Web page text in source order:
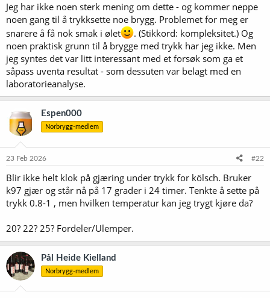
Jeg har ikke noen sterk mening om dette - og kommer neppe
noen gang til å trykksette noe brygg. Problemet for meg er
snarere å få nok smak i ølet
. (Stikkord: kompleksitet.) Og
noen praktisk grunn til å brygge med trykk har jeg ikke. Men
jeg syntes det var litt interessant med et forsøk som ga et
såpass uventa resultat - som dessuten var belagt med en
laboratorieanalyse.
Espen000
Norbrygg-medlem
23 Feb 2026 #22
Blir ikke helt klok på gjæring under trykk for kölsch. Bruker
k97 gjær og står nå på 17 grader i 24 timer. Tenkte å sette på
trykk 0.8-1 , men hvilken temperatur kan jeg trygt kjøre da?
20? 22? 25? Fordeler/Ulemper.
Pål Heide Kielland
Norbrygg-medlem